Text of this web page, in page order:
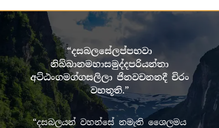
වූ
පසේබුදු
විහාරය
“දසබලසේලප්පභවා
නිබ්බානමහාසමුද්දපරියන්තා
අට්ඨංගමග්ගසලිලා ජිනවචනනදී චිරං
වහතූති.”
“දසබලයන් වහන්සේ නමැති ශෛලමය